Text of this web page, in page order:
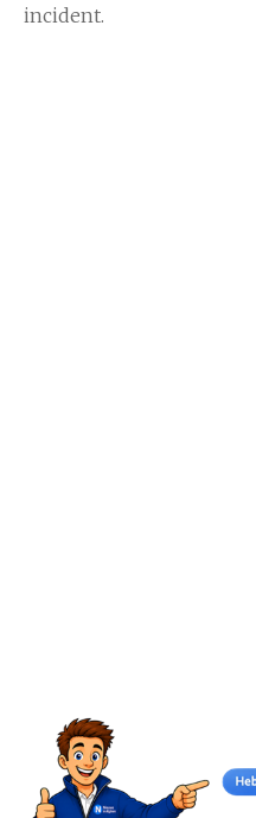
incident.